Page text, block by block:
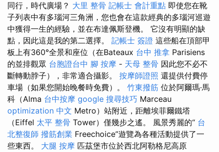
同行，時代廣場？ 大里 整骨 記帳士 會計重點 即使您在靴
子列表中有多瑙河三角洲，您也會在這款經典的多瑙河巡遊
中獲得一生的經驗，並在布達佩斯登機。 它沒有明顯的缺
點，因此這是我的第二選擇。 記帳士 簽證 這些船在頂部甲
板上有360°全景和座位（在Bateaux 台中 推拿 Parisiens
的並排觀眾 台胞證台中 腳 按摩 - 天母 整骨 因此您不必不
斷轉動脖子），非常適合攝影。 按摩師證照 還提供付費停
車場（如果您開始晚餐時免費）。 竹東撥筋 位於阿爾瑪·馬
科（Alma 台中按摩 google 搜尋技巧 Marceau
optimization 中文 Metro）站附近，距離埃菲爾鐵塔
（Eiffel 太平 整骨 Tower）僅幾步之遙。 風景秀麗的“ 台
北整復師 撥筋創業 Freechoice”遊覽為各種活動提供了一
些東西。 大腿 按摩 匹茲堡市位於西北阿勒格尼高原